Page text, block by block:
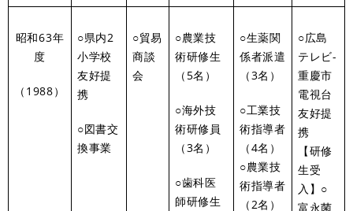
昭和63年
度
（1988）
○県内2
小学校
友好提
携
○図書交
換事業
○貿易
商談
会
○農業技
術研修生
（5名）
○海外技
術研修員
（3名）
○歯科医
師研修生
○生薬関
係者派遣
（3名）
○工業技
術指導者
（4名）
○農業技
術指導者
（2名）
○広島
テレビ-
重慶市
電視台
友好提
携
【研修
生受
入】○
富永菌